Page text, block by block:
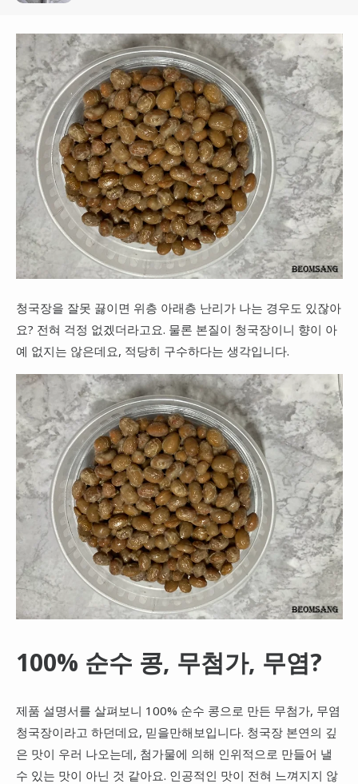
청국장을 잘못 끓이면 위층 아래층 난리가 나는 경우도 있잖아
요? 전혀 걱정 없겠더라고요. 물론 본질이 청국장이니 향이 아
예 없지는 않은데요, 적당히 구수하다는 생각입니다.
100% 순수 콩, 무첨가, 무염?
제품 설명서를 살펴보니 100% 순수 콩으로 만든 무첨가, 무염
청국장이라고 하던데요, 믿을만해보입니다. 청국장 본연의 깊
은 맛이 우러 나오는데, 첨가물에 의해 인위적으로 만들어 낼
수 있는 맛이 아닌 것 같아요. 인공적인 맛이 전혀 느껴지지 않